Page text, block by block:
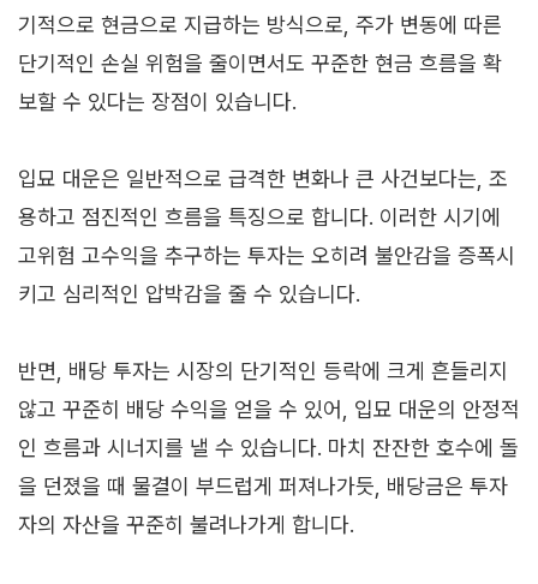
기적으로 현금으로 지급하는 방식으로, 주가 변동에 따른
단기적인 손실 위험을 줄이면서도 꾸준한 현금 흐름을 확
보할 수 있다는 장점이 있습니다.
입묘 대운은 일반적으로 급격한 변화나 큰 사건보다는, 조
용하고 점진적인 흐름을 특징으로 합니다. 이러한 시기에
고위험 고수익을 추구하는 투자는 오히려 불안감을 증폭시
키고 심리적인 압박감을 줄 수 있습니다.
반면, 배당 투자는 시장의 단기적인 등락에 크게 흔들리지
않고 꾸준히 배당 수익을 얻을 수 있어, 입묘 대운의 안정적
인 흐름과 시너지를 낼 수 있습니다. 마치 잔잔한 호수에 돌
을 던졌을 때 물결이 부드럽게 퍼져나가듯, 배당금은 투자
자의 자산을 꾸준히 불려나가게 합니다.